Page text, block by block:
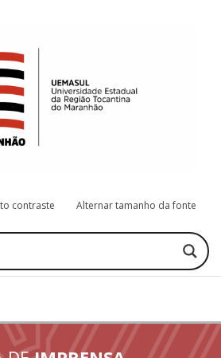
contraste Alternar tamanho da fonte